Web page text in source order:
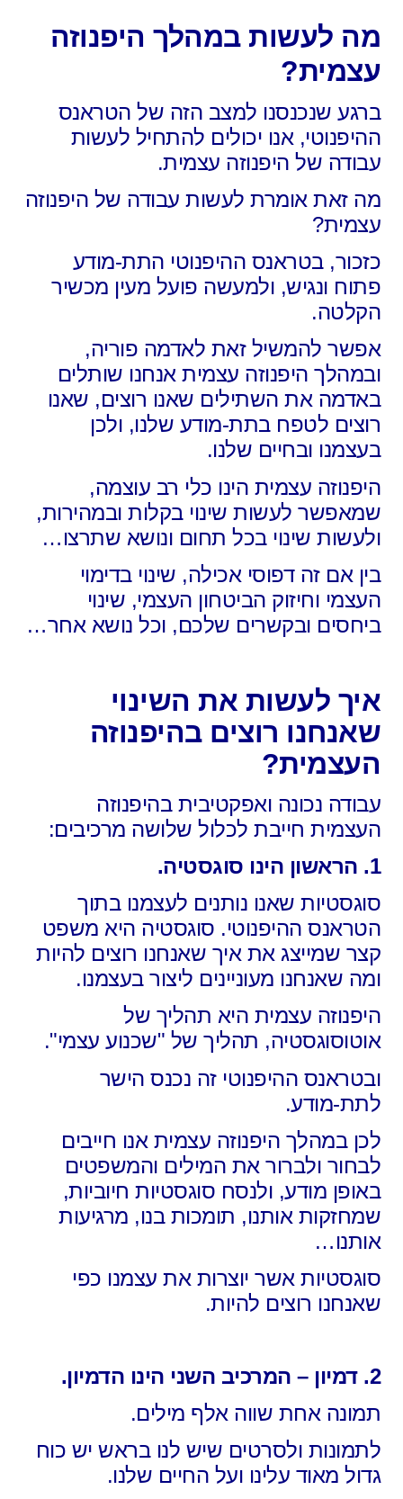
מה לעשות במהלך היפנוזה
עצמית?
ברגע שנכנסנו למצב הזה של הטראנס
ההיפנוטי, אנו יכולים להתחיל לעשות
עבודה של היפנוזה עצמית.
מה זאת אומרת לעשות עבודה של היפנוזה
עצמית?
כזכור, בטראנס ההיפנוטי התת-מודע
פתוח ונגיש, ולמעשה פועל מעין מכשיר
הקלטה.
אפשר להמשיל זאת לאדמה פוריה,
ובמהלך היפנוזה עצמית אנחנו שותלים
באדמה את השתילים שאנו רוצים, שאנו
רוצים לטפח בתת-מודע שלנו, ולכן
בעצמנו ובחיים שלנו.
היפנוזה עצמית הינו כלי רב עוצמה,
שמאפשר לעשות שינוי בקלות ובמהירות,
ולעשות שינוי בכל תחום ונושא שתרצו…
בין אם זה דפוסי אכילה, שינוי בדימוי
העצמי וחיזוק הביטחון העצמי, שינוי
ביחסים ובקשרים שלכם, וכל נושא אחר…
איך לעשות את השינוי
שאנחנו רוצים בהיפנוזה
העצמית?
עבודה נכונה ואפקטיבית בהיפנוזה
העצמית חייבת לכלול שלושה מרכיבים:
1. הראשון הינו סוגסטיה.
סוגסטיות שאנו נותנים לעצמנו בתוך
הטראנס ההיפנוטי. סוגסטיה היא משפט
קצר שמייצג את איך שאנחנו רוצים להיות
ומה שאנחנו מעוניינים ליצור בעצמנו.
היפנוזה עצמית היא תהליך של
אוטוסוגסטיה, תהליך של "שכנוע עצמי".
ובטראנס ההיפנוטי זה נכנס הישר
לתת-מודע.
לכן במהלך היפנוזה עצמית אנו חייבים
לבחור ולברור את המילים והמשפטים
באופן מודע, ולנסח סוגסטיות חיוביות,
שמחזקות אותנו, תומכות בנו, מרגיעות
אותנו…
סוגסטיות אשר יוצרות את עצמנו כפי
שאנחנו רוצים להיות.
2. דמיון – המרכיב השני הינו הדמיון.
תמונה אחת שווה אלף מילים.
לתמונות ולסרטים שיש לנו בראש יש כוח
גדול מאוד עלינו ועל החיים שלנו.